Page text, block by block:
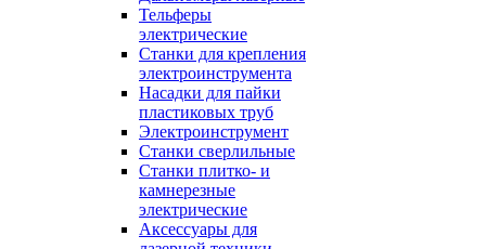
Тельферы
электрические
Станки для крепления
электроинструмента
Насадки для пайки
пластиковых труб
Электроинструмент
Станки сверлильные
Станки плитко- и
камнерезные
электрические
Аксессуары для